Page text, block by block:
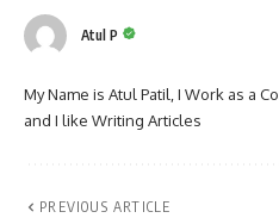
Atul P
My Name is Atul Patil, I Work as a
and I like Writing Articles
PREVIOUS ARTICLE